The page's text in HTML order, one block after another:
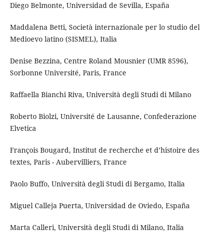
Diego Belmonte, Universidad de Sevilla, España
Maddalena Betti, Società internazionale per lo studio del
Medioevo latino (SISMEL), Italia
Denise Bezzina, Centre Roland Mousnier (UMR 8596),
Sorbonne Université, Paris, France
Raffaella Bianchi Riva, Università degli Studi di Milano
Roberto Biolzi, Université de Lausanne, Confederazione
Elvetica
François Bougard, Institut de recherche et d’histoire des
textes, Paris - Aubervilliers, France
Paolo Buffo, Università degli Studi di Bergamo, Italia
Miguel Calleja Puerta, Universidad de Oviedo, España
Marta Calleri, Università degli Studi di Milano, Italia